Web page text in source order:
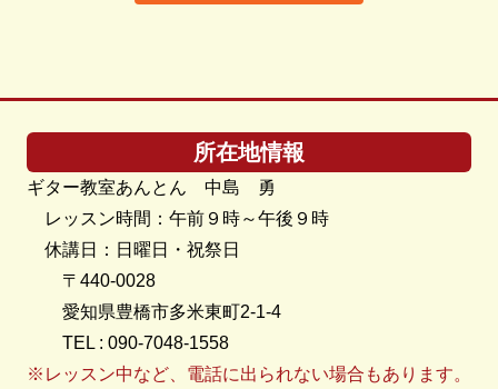
所在地情報
ギター教室あんとん 中島 勇
レッスン時間：午前９時～午後９時
休講日：日曜日・祝祭日
〒440-0028
愛知県豊橋市多米東町2-1-4
TEL : 090-7048-1558
※レッスン中など、電話に出られない場合もあります。